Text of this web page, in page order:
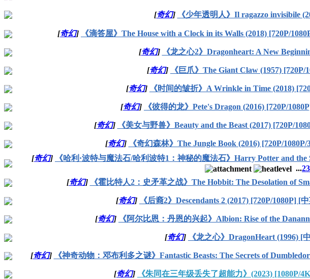
[奇幻] 《少年透明人》Il ragazzo invisibile
[奇幻] 《滴答屋》The House with a Clock in its Walls (2018) [720P/
[奇幻] 《龙之心2》Dragonheart: A New
[奇幻] 《巨爪》The Giant Claw (1957) [720P/
[奇幻] 《时间的皱折》A Wrinkle in Time (2018)
[奇幻] 《彼得的龙》Pete's Dragon (2016) [720P/
[奇幻] 《美女与野兽》Beauty and the Beast (2017) [720P/
[奇幻] 《奇幻森林》The Jungle Book (2016) [720P/
[奇幻]
《哈利·波特与魔法石/哈利波特1：神秘的魔法石》Harry Potter and
...23
[奇幻] 《霍比特人2：史矛革之战》The Hobbit: The Desolation of
[奇幻] 《后裔2》Descendants 2 (2017) [720P/1080P] [
[奇幻] 《阿尔比恩：丹恩的兴起》Albion: Rise of the
[奇幻] 《龙之心》DragonHeart (1996) [
[奇幻] 《神奇动物：邓布利多之谜》Fantastic Beasts: The Secrets of
[奇幻] 《朱同在三年级丢失了超能力》(2023) [1080P/